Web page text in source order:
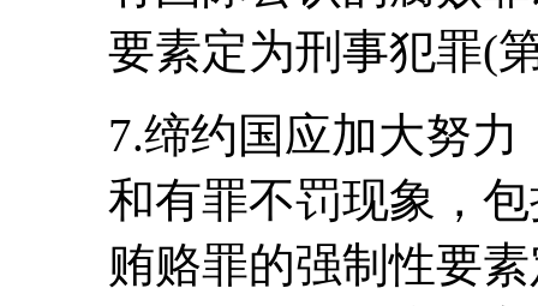
要素定为刑事犯罪(
7.缔约国应加大努
和有罪不罚现象，
贿赂罪的强制性要